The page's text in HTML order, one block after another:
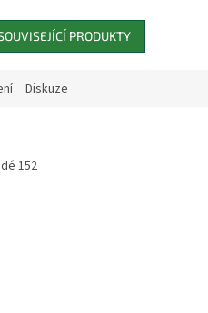
PRODUKTY
Diskuze
152